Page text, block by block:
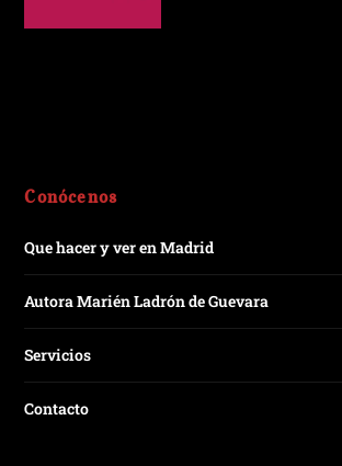
Conócenos
Que hacer y ver en Madrid
Autora Marién Ladrón de Guevara
Servicios
Contacto